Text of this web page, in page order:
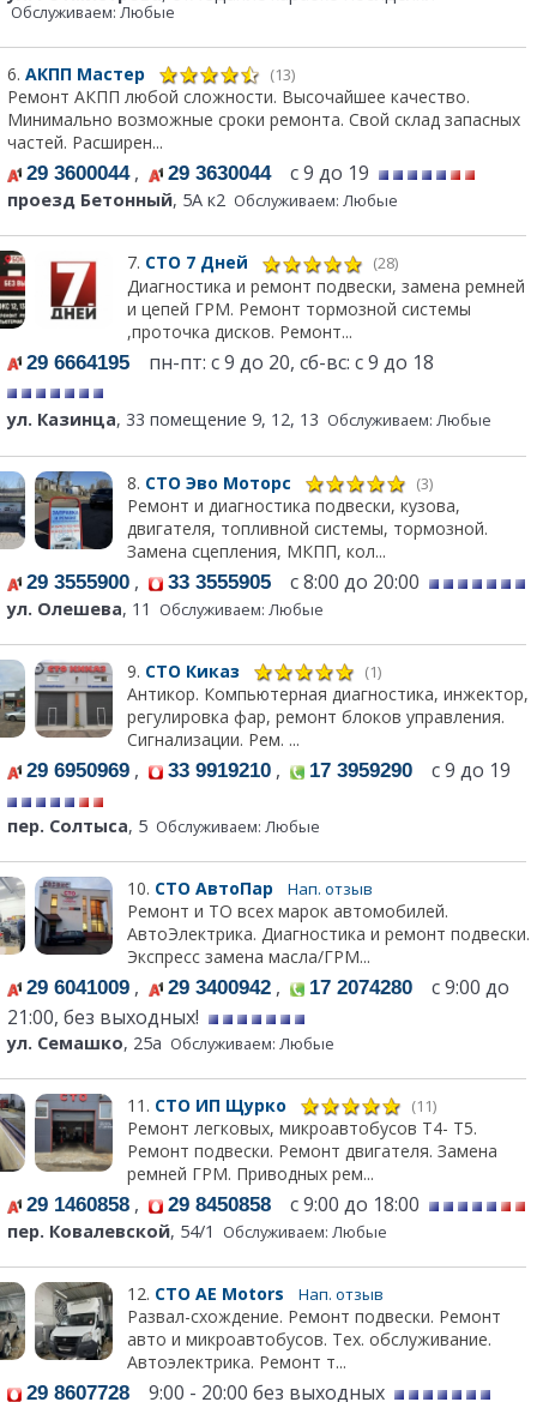
Обслуживаем: Любые
6. АКПП Мастер (13)
Ремонт АКПП любой сложности. Высочайшее качество.
Минимально возможные сроки ремонта. Свой склад запасных
частей. Расширен...
29 3600044, 29 3630044с 9 до 19
проезд Бетонный, 5А к2 Обслуживаем: Любые
7. СТО 7 Дней (28)
Диагностика и ремонт подвески, замена ремней
и цепей ГРМ. Ремонт тормозной системы
,проточка дисков. Ремонт...
29 6664195 пн-пт: с 9 до 20, сб-вс: с 9 до 18
ул. Казинца, 33 помещение 9, 12, 13 Обслуживаем: Любые
8. СТО Эво Моторс (3)
Ремонт и диагностика подвески, кузова,
двигателя, топливной системы, тормозной.
Замена сцепления, МКПП, кол...
29 3555900 , 33 3555905 с 8:00 до 20:00
ул. Олешева, 11 Обслуживаем: Любые
9. СТО Киказ (1)
Антикор. Компьютерная диагностика, инжектор,
регулировка фар, ремонт блоков управления.
Сигнализации. Рем. ...
29 6950969 , 33 9919210 , 17 3959290 с 9 до 19
пер. Солтыса, 5 Обслуживаем: Любые
10. СТО АвтоПар Нап. отзыв
Ремонт и ТО всех марок автомобилей.
АвтоЭлектрика. Диагностика и ремонт подвески.
Экспресс замена масла/ГРМ...
29 6041009 , 29 3400942 , 17 2074280 с 9:00 до
21:00, без выходных!
ул. Семашко, 25а Обслуживаем: Любые
11. СТО ИП Щурко (11)
Ремонт легковых, микроавтобусов Т4- Т5.
Ремонт подвески. Ремонт двигателя. Замена
ремней ГРМ. Приводных рем...
29 1460858 , 29 8450858 с 9:00 до 18:00
пер. Ковалевской, 54/1 Обслуживаем: Любые
12. СТО АЕ Моtors Нап. отзыв
Развал-схождение. Ремонт подвески. Ремонт
авто и микроавтобусов. Тех. обслуживание.
Автоэлектрика. Ремонт т...
29 8607728 9:00 - 20:00 без выходных